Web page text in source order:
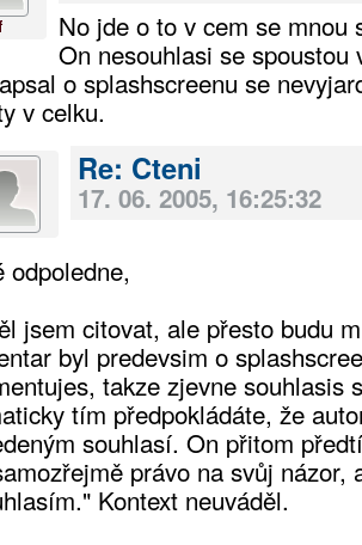
No jde o to v cem se mnou
On nesouhlasi se spoustou
o splashscreenu se
v celku.
Re: Cteni
17. 06. 2005, 16:25:32
odpoledne,
jsem citovat, ale přesto budu
byl predevsim o
takze zjevne souhlasis
tím předpokládáte, že
souhlasí. On přitom
právo na svůj názor,
Kontext neuváděl.